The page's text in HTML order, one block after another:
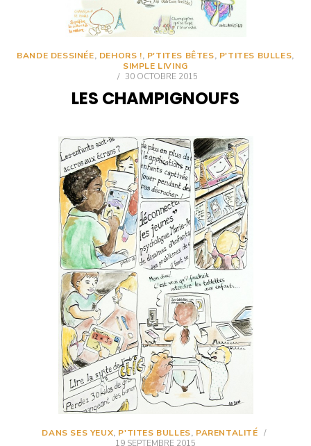
BANDE DESSINÉE, DEHORS !, P'TITES BÊTES, P'TITES BULLES,
SIMPLE LIVING
/ 30 OCTOBRE 2015
LES CHAMPIGNOUFS
DANS SES YEUX, P'TITES BULLES, PARENTALITÉ /
19 SEPTEMBRE 2015